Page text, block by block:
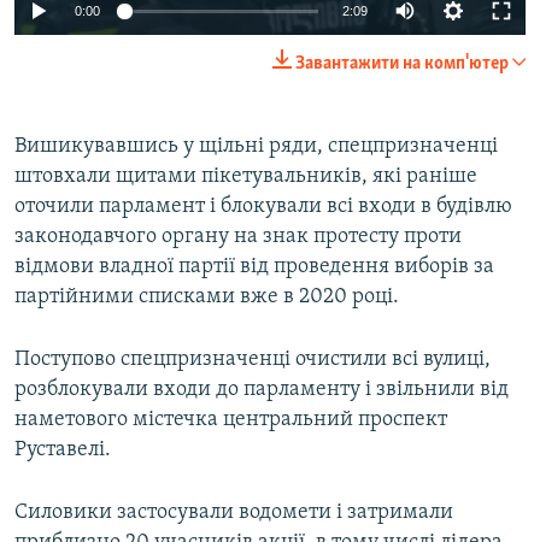
0:00 2:09
Завантажити на комп'ютер
Вишикувавшись у щільні ряди, спецпризначенці
штовхали щитами пікетувальників, які раніше
оточили парламент і блокували всі входи в будівлю
законодавчого органу на знак протесту проти
відмови владної партії від проведення виборів за
партійними списками вже в 2020 році.
Поступово спецпризначенці очистили всі вулиці,
розблокували входи до парламенту і звільнили від
наметового містечка центральний проспект
Руставелі.
Силовики застосували водомети і затримали